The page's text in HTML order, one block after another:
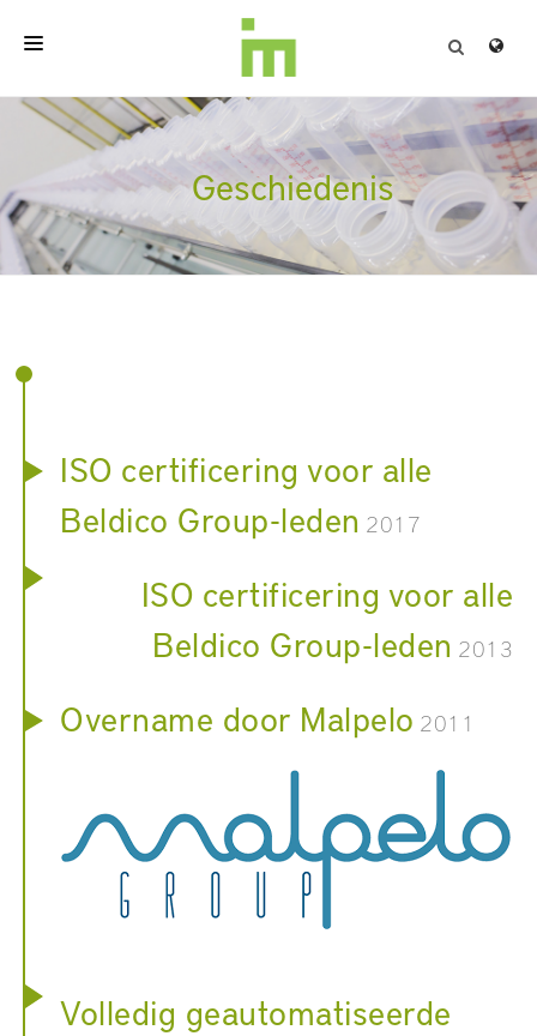
HOME
PROFESSIONELE PRODUCTEN
KWALITEIT
Geschiedenis
ISO certificering voor alle
Beldico Group-leden 2017
ISO certificering voor alle
Beldico Group-leden 2013
Overname door Malpelo 2011
Volledig geautomatiseerde